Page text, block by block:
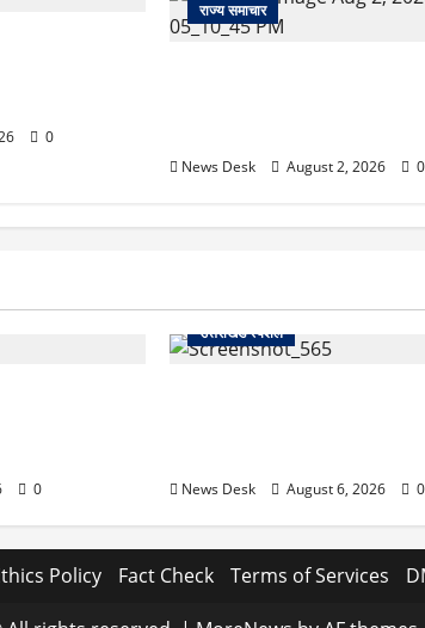
0
राज्य समाचार
News Desk August 2, 2026 0
0
उत्तराखंड स्पेशल
News Desk August 6, 2026 0
Policy Fact Check Terms of Services